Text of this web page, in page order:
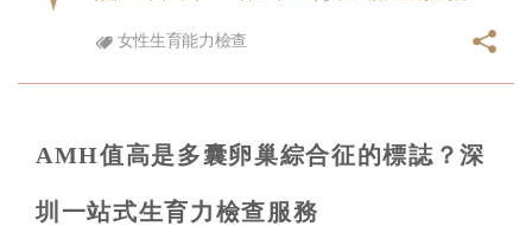
女性生育能力檢查
AMH值高是多囊卵巢綜合征的標誌？深
圳一站式生育力檢查服務